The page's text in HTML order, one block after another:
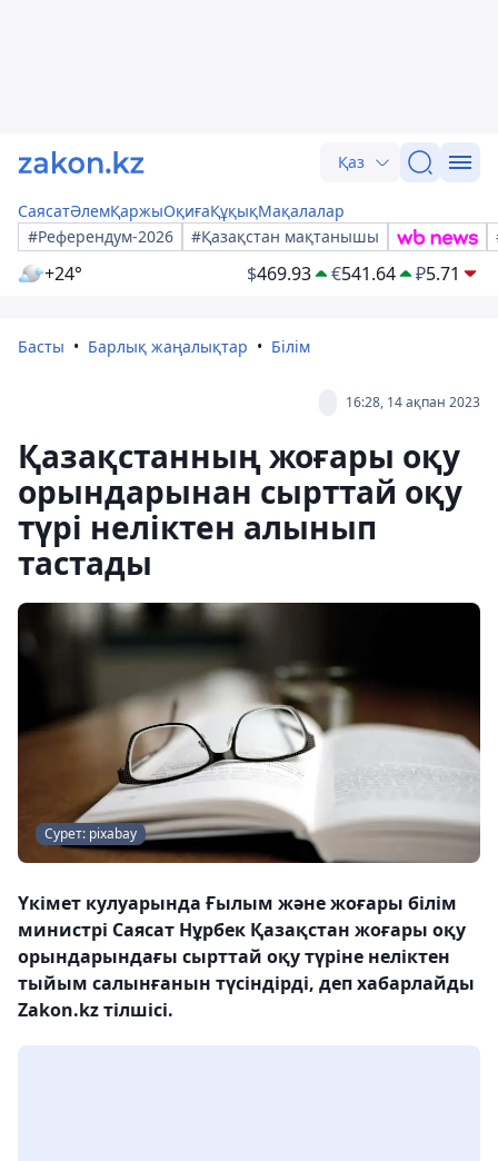
Қаз
СаясатӘлемҚаржыОқиғаҚұқықМақалалар
#Референдум-2026
#Қазақстан мақтанышы
+24° $469.93 €541.64 ₽5.71
Басты Барлық жаңалықтар Білім
16:28, 14 ақпан 2023
Қазақстанның жоғары оқу
орындарынан сырттай оқу
түрі неліктен алынып
тастады
Сурет: pixabay
Үкімет кулуарында Ғылым және жоғары білім
министрі Саясат Нұрбек Қазақстан жоғары оқу
орындарындағы сырттай оқу түріне неліктен
тыйым салынғанын түсіндірді, деп хабарлайды
Zakon.kz тілшісі.